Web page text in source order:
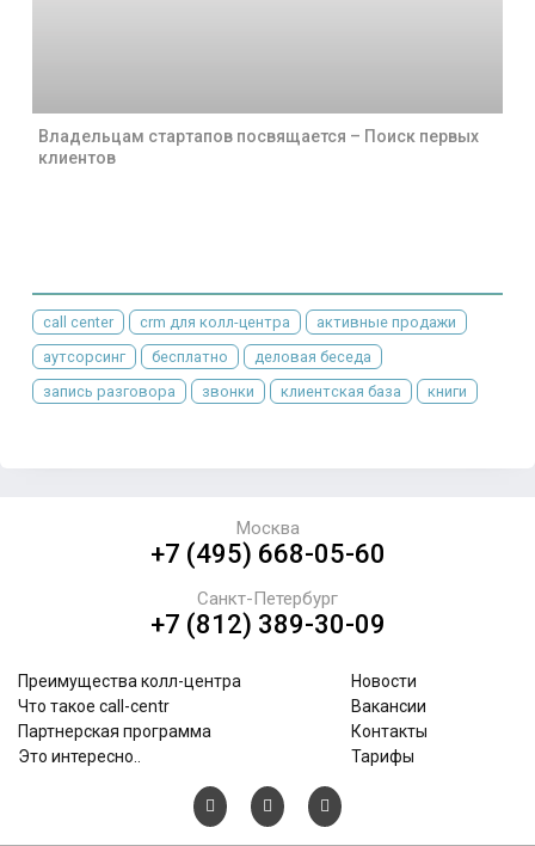
Владельцам стартапов посвящается – Поиск первых
клиентов
call center crm для колл-центра
активные продажи
аутсорсинг
бесплатно
деловая беседа
запись разговора
звонки клиентская база книги
+7 (495) 668-05-60
Москва
+7 (812) 389-30-09
Санкт-Петербург
Преимущества колл-центра
Что такое call-centr
Партнерская программа
Это интересно..
Новости
Вакансии
Контакты
Тарифы